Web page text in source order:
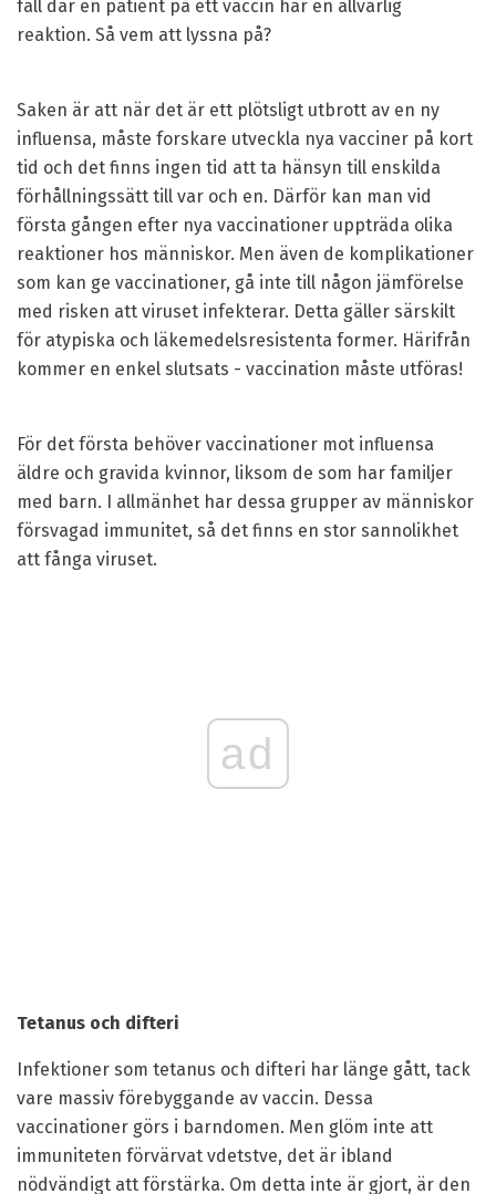
fall där en patient på ett vaccin har en allvarlig
reaktion. Så vem att lyssna på?
Saken är att när det är ett plötsligt utbrott av en ny
influensa, måste forskare utveckla nya vacciner på kort
tid och det finns ingen tid att ta hänsyn till enskilda
förhållningssätt till var och en. Därför kan man vid
första gången efter nya vaccinationer uppträda olika
reaktioner hos människor. Men även de komplikationer
som kan ge vaccinationer, gå inte till någon jämförelse
med risken att viruset infekterar. Detta gäller särskilt
för atypiska och läkemedelsresistenta former. Härifrån
kommer en enkel slutsats - vaccination måste utföras!
För det första behöver vaccinationer mot influensa
äldre och gravida kvinnor, liksom de som har familjer
med barn. I allmänhet har dessa grupper av människor
försvagad immunitet, så det finns en stor sannolikhet
att fånga viruset.
ad
Tetanus och difteri
Infektioner som tetanus och difteri har länge gått, tack
vare massiv förebyggande av vaccin. Dessa
vaccinationer görs i barndomen. Men glöm inte att
immuniteten förvärvat vdetstve, det är ibland
nödvändigt att förstärka. Om detta inte är gjort, är den